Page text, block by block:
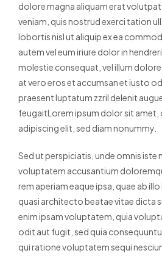
dolore magna aliquam erat
veniam, quis nostrud exerci tation
lobortis nisl ut aliquip ex ea
autem vel eum iriure dolor in
molestie consequat, vel illum
at vero eros et accumsan et iusto
praesent luptatum zzril delenit
feugaitLorem ipsum dolor sit
adipiscing elit, sed diam nonummy.
Sed ut perspiciatis, unde omnis iste
voluptatem accusantium
rem aperiam eaque ipsa, quae ab
quasi architecto beatae vitae dicta
enim ipsam voluptatem, quia
odit aut fugit, sed quia
qui ratione voluptatem sequi